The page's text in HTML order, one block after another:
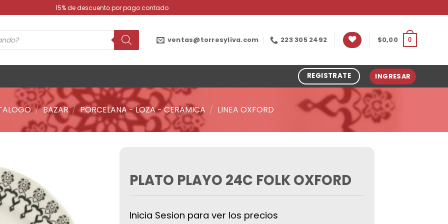
15% de descuento por pago contado
ventas@torresyliva.com 223 305 2492 $0,00 0
REGISTRATE INGRESAR
/ BAZAR / PORCELANA - LOZA - CERAMICA / LINEA OXFORD
PLATO PLAYO 24C FOLK OXFORD
Inicia Sesion para ver los precios